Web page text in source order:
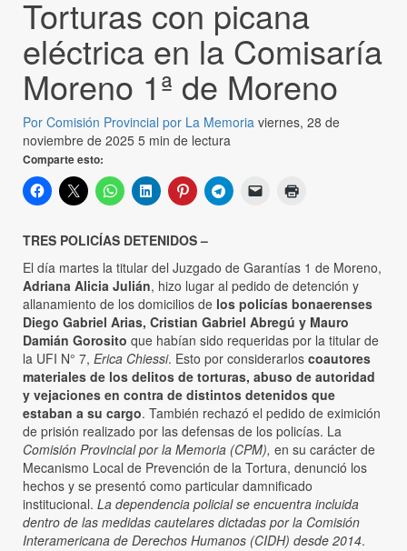
Torturas con picana
eléctrica en la Comisaría
Moreno 1ª de Moreno
Por Comisión Provincial por La Memoria viernes, 28 de
noviembre de 2025 5 min de lectura
Comparte esto:
TRES POLICÍAS DETENIDOS –
El día martes la titular del Juzgado de Garantías 1 de Moreno,
Adriana Alicia Julián, hizo lugar al pedido de detención y
allanamiento de los domicilios de los policías bonaerenses
Diego Gabriel Arias, Cristian Gabriel Abregú y Mauro
Damián Gorosito que habían sido requeridas por la titular de
la UFI N° 7, Erica Chiessi. Esto por considerarlos coautores
materiales de los delitos de torturas, abuso de autoridad
y vejaciones en contra de distintos detenidos que
estaban a su cargo. También rechazó el pedido de eximición
de prisión realizado por las defensas de los policías. La
Comisión Provincial por la Memoria (CPM), en su carácter de
Mecanismo Local de Prevención de la Tortura, denunció los
hechos y se presentó como particular damnificado
institucional. La dependencia policial se encuentra incluida
dentro de las medidas cautelares dictadas por la Comisión
Interamericana de Derechos Humanos (CIDH) desde 2014.